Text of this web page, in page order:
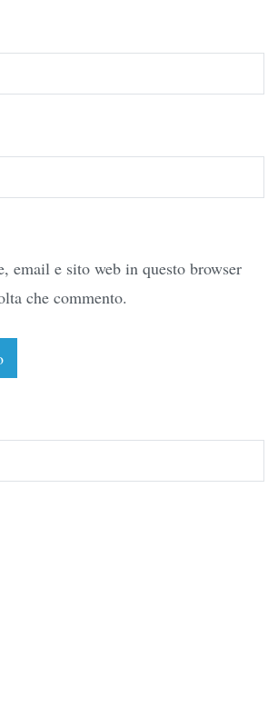
email e sito web in questo browser
che commento.